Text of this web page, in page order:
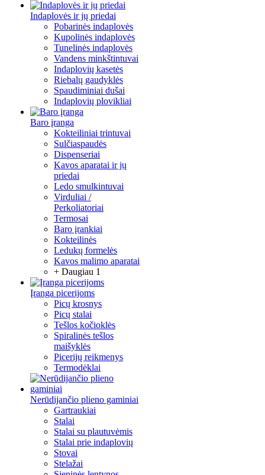
Indaplovės ir jų priedai
Pobarinės indaplovės
Kupolinės indaplovės
Tunelinės indaplovės
Vandens minkštintuvai
Indaplovių kasetės
Riebalų gaudyklės
Spaudiminiai dušai
Indaplovių plovikliai
Baro įranga
Kokteiliniai trintuvai
Sulčiaspaudės
Dispenseriai
Kavos aparatai ir jų
priedai
Ledo smulkintuvai
Virduliai /
Perkoliatoriai
Termosai
Baro įrankiai
Kokteilinės
Ledukų formelės
Kavos malimo aparatai
+ Daugiau 1
Įranga picerijoms
Picų krosnys
Picų stalai
Tešlos kočioklės
Spiralinės tešlos
maišyklės
Picerijų reikmenys
Termodėklai
Nerūdijančio plieno gaminiai
Gartraukiai
Stalai
Stalai su plautuvėmis
Stalai prie indaplovių
Stovai
Stelažai